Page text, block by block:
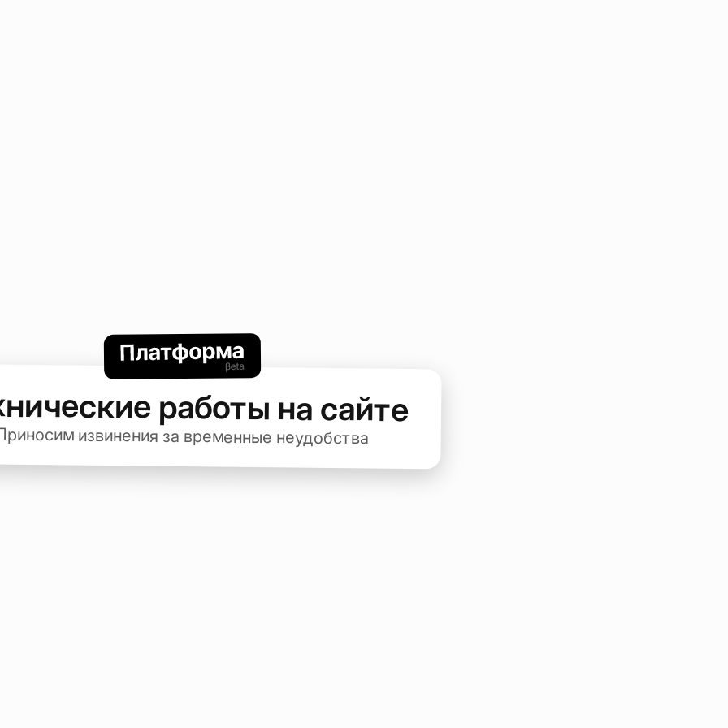
работы на сайте
извинения за временные неудобства